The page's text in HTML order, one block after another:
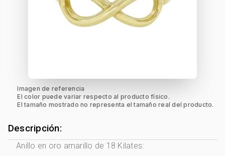
Imagen de referencia
El color puede variar respecto al producto físico.
El tamaño mostrado no representa el tamaño real del producto.
Descripción:
Anillo en oro amarillo de 18 Kilates: